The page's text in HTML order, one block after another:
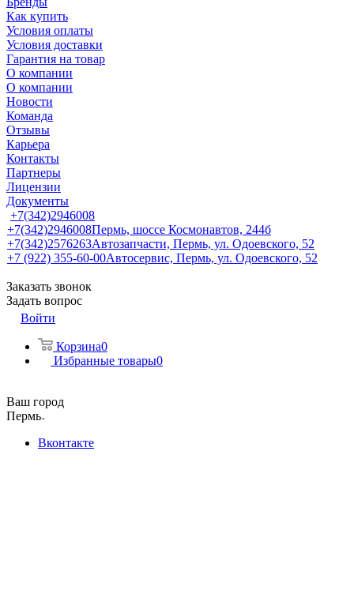
Как купить
Условия оплаты
Условия доставки
Гарантия на товар
О компании
О компании
Новости
Команда
Отзывы
Карьера
Контакты
Партнеры
Лицензии
Документы
+7(342)2946008
+7(342)2946008Пермь, шоссе Космонавтов, 244б
+7(342)2576263Автозапчасти, Пермь, ул. Одоевского, 52
+7 (922) 355-60-00Автосервис, Пермь, ул. Одоевского, 52
Заказать звонок
Задать вопрос
Войти
Корзина0
Избранные товары0
Ваш город
Пермь
Вконтакте